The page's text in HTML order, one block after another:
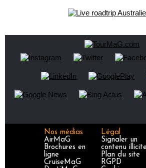
Nos médias
AirMaG
Brochures en
ligne
CruiseMaG
Légal
Signaler un
contenu
Plan du site
RGPD